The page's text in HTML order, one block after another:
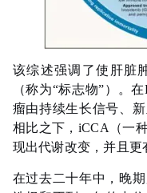
该综述强调了使肝脏
（称为“标志物”）。
瘤由持续生长信号、新
相比之下，iCCA（一
现出代谢改变，并且更
在过去二十年中，晚